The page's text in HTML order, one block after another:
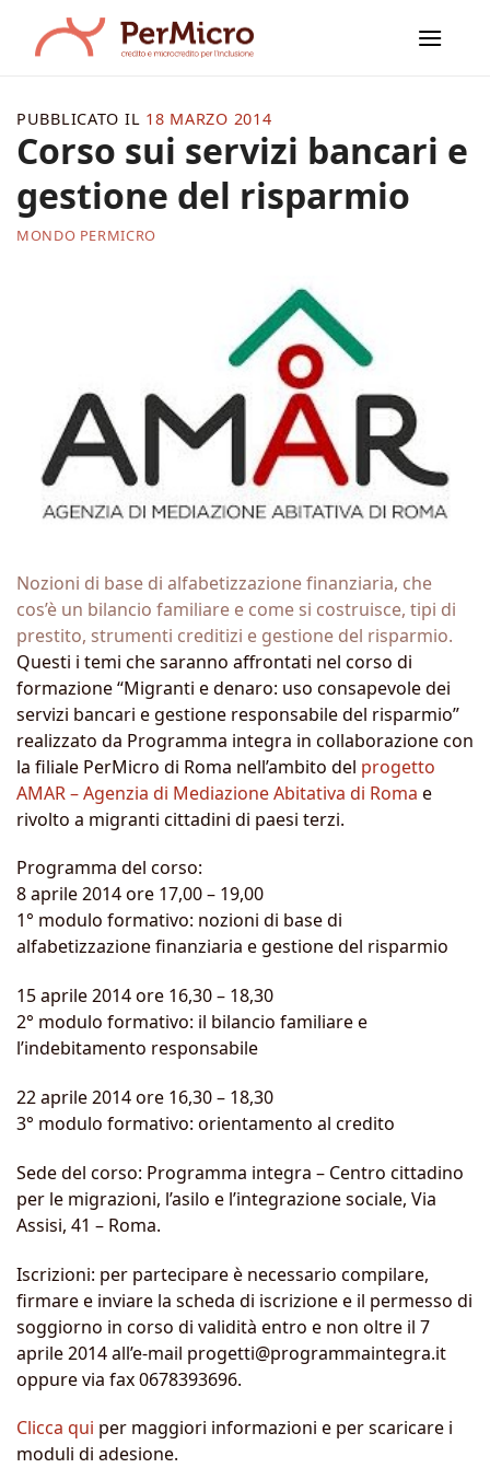
contenuti
MONDO PERMICRO
Corso sui servizi bancari e
gestione del risparmio
PUBBLICATO IL 18 MARZO 2014
Nozioni di base di alfabetizzazione finanziaria, che
cos’è un bilancio familiare e come si costruisce, tipi di
prestito, strumenti creditizi e gestione del risparmio.
Questi i temi che saranno affrontati nel corso di
formazione “Migranti e denaro: uso consapevole dei
servizi bancari e gestione responsabile del risparmio”
realizzato da Programma integra in collaborazione con
la filiale PerMicro di Roma nell’ambito del progetto
AMAR – Agenzia di Mediazione Abitativa di Roma e
rivolto a migranti cittadini di paesi terzi.
Programma del corso:
8 aprile 2014 ore 17,00 – 19,00
1° modulo formativo: nozioni di base di
alfabetizzazione finanziaria e gestione del risparmio
15 aprile 2014 ore 16,30 – 18,30
2° modulo formativo: il bilancio familiare e
l’indebitamento responsabile
22 aprile 2014 ore 16,30 – 18,30
3° modulo formativo: orientamento al credito
Sede del corso: Programma integra – Centro cittadino
per le migrazioni, l’asilo e l’integrazione sociale, Via
Assisi, 41 – Roma.
Iscrizioni: per partecipare è necessario compilare,
firmare e inviare la scheda di iscrizione e il permesso di
soggiorno in corso di validità entro e non oltre il 7
aprile 2014 all’e-mail progetti@programmaintegra.it
oppure via fax 0678393696.
Clicca qui per maggiori informazioni e per scaricare i
moduli di adesione.